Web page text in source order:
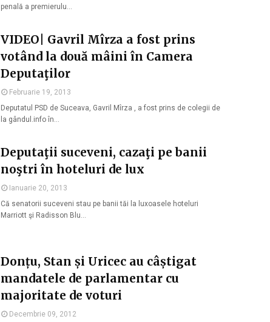
penală a premierulu…
VIDEO| Gavril Mîrza a fost prins
votând la două mâini în Camera
Deputaţilor
Februarie 19, 2013
Deputatul PSD de Suceava, Gavril Mîrza , a fost prins de colegii de
la gândul.info în…
Deputaţii suceveni, cazaţi pe banii
noştri în hoteluri de lux
Ianuarie 20, 2013
Că senatorii suceveni stau pe banii tăi la luxoasele hoteluri
Marriott şi Radisson Blu…
Donțu, Stan și Uricec au câștigat
mandatele de parlamentar cu
majoritate de voturi
Decembrie 09, 2012